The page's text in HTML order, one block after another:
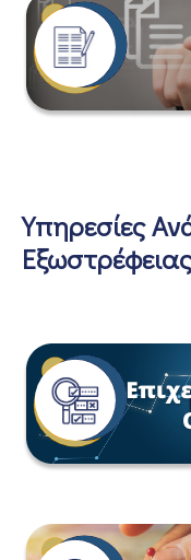
Υπηρεσίες
Εξωστρέφειας